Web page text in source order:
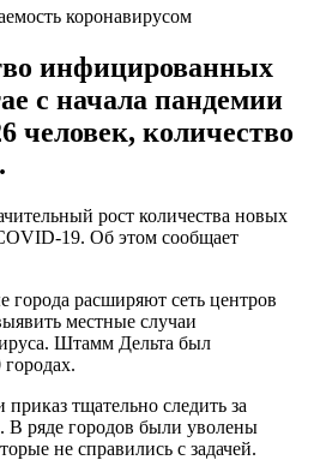
коронавирусом
инфицированных
с начала пандемии
человек, количество
рост количества новых
19. Об этом сообщает
города расширяют сеть центров
местные случаи
Штамм Дельта был
тщательно следить за
В ряде городов были уволены
не справились с задачей.